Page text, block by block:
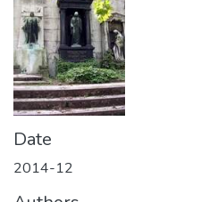
Date
2014-12